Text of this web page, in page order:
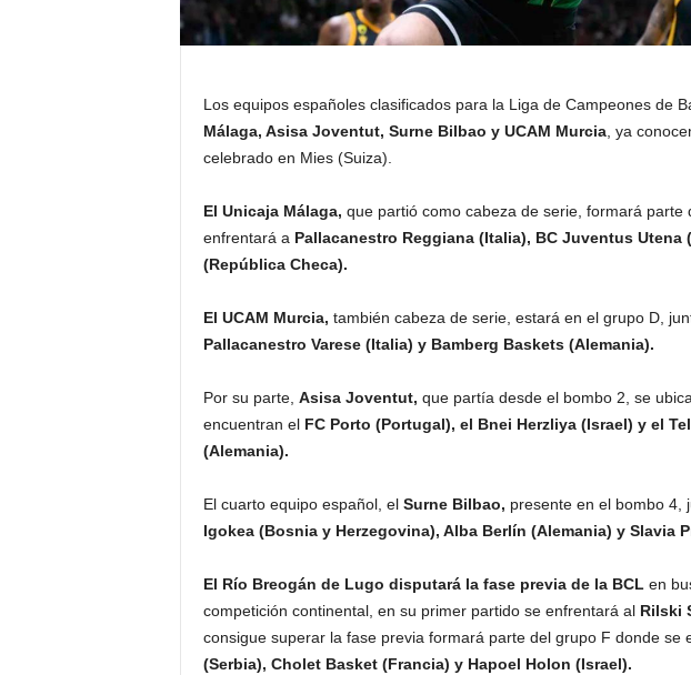
Los equipos españoles clasificados para la Liga de Campeones de
Málaga, Asisa Joventut, Surne Bilbao y UCAM Murcia, ya
celebrado en Mies (Suiza).
El Unicaja Málaga, que partió como cabeza de serie, formará parte
enfrentará a Pallacanestro Reggiana (Italia), BC Juventus Utena
(República Checa).
El UCAM Murcia, también cabeza de serie, estará en el grupo D,
Pallacanestro Varese (Italia) y Bamberg Baskets (Alemania).
Por su parte, Asisa Joventut, que partía desde el bombo 2, se
encuentran elFC Porto (Portugal), el Bnei Herzliya (Israel) y el
(Alemania).
El cuarto equipo español, el Surne Bilbao, presente en el bombo 4,
Igokea (Bosnia y Herzegovina), Alba Berlín (Alemania) y Slavia
El Río Breogán de Lugo disputará la fase previa de la BCL en
competición continental, en su primer partido se enfrentará al Rilski
consigue superar la fase previa formará parte del grupo F donde se
(Serbia), Cholet Basket (Francia) y Hapoel Holon (Israel).